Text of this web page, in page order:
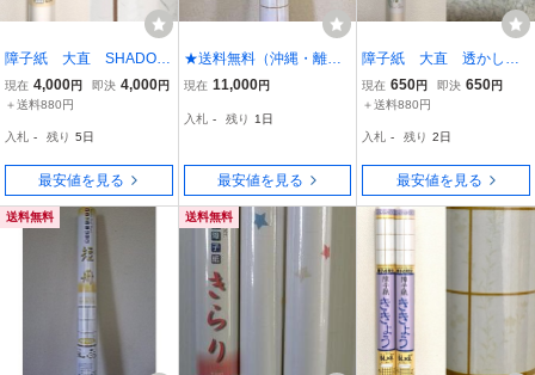
障子紙 大直 SHADOW
ART 雲竜 紙巾94cm×
紙長さ30m 障子16枚分
現在 4,000円 即決 4,000円
＋送料880円
入札 - 残り 5日
最安値を見る
★送料無料（沖縄・離島
を除く）★障子紙★ケナ
★たけ★（2枚分/本）★1
倍！植物資源
現在 11,000円
入札 - 残り 1日
最安値を見る
障子紙 大直 透かし模
様障子紙 ケナフ もみ
じ 紙巾94cm×紙長さ3.6
現在 650円 即決 650円
＋送料880円
入札 - 残り 2日
最安値を見る
送料無料 送料無料